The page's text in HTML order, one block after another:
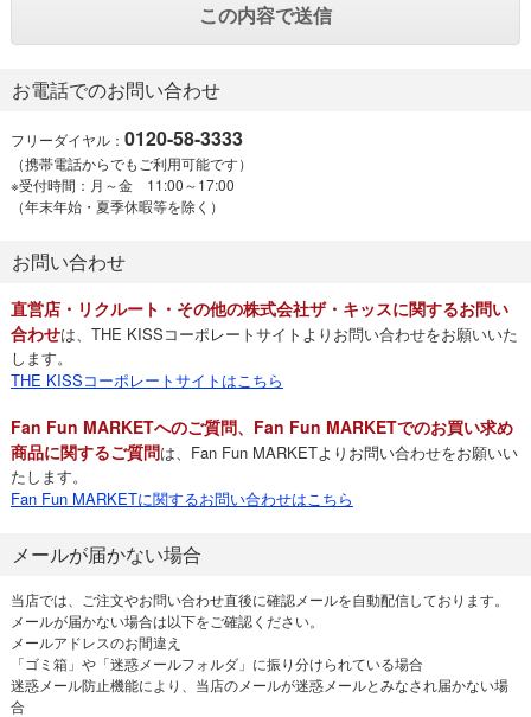
お電話でのお問い合わせ
フリーダイヤル： 0120-58-3333
（携帯電話からでもご利用可能です）
※受付時間：月～金 11:00～17:00
（年末年始・夏季休暇等を除く）
お問い合わせ
直営店・リクルート・その他の株式会社ザ・キッスに関するお問い
合わせは、THE KISSコーポレートサイトよりお問い合わせをお願いいた
します。
THE KISSコーポレートサイトはこちら
Fan Fun MARKETへのご質問、Fan Fun MARKETでのお買い求め
商品に関するご質問は、Fan Fun MARKETよりお問い合わせをお願いい
たします。
Fan Fun MARKETに関するお問い合わせはこちら
メールが届かない場合
当店では、ご注文やお問い合わせ直後に確認メールを自動配信しております。
メールが届かない場合は以下をご確認ください。
メールアドレスのお間違え
「ゴミ箱」や「迷惑メールフォルダ」に振り分けられている場合
迷惑メール防止機能により、当店のメールが迷惑メールとみなされ届かない場
合